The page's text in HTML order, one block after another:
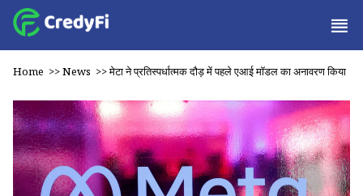
Home >>News >>मेटा ने प्रतिस्पर्धात्मक दौड़ में पहले एआई मॉडल का अनावरण किया